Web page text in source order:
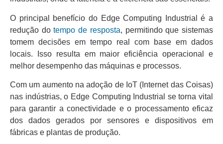
O principal benefício do Edge Computing Industrial é a
redução dotempo de resposta, permitindo que sistemas
tomem decisões em tempo real com base em dados
locais. Isso resulta em maior eficiência operacional e
melhor desempenho das máquinas e processos.
Com um aumento na adoção de IoT (Internet das Coisas)
nas indústrias, o Edge Computing Industrial se torna vital
para garantir a conectividade e o processamento eficaz
dos dados gerados por sensores e dispositivos em
fábricas e plantas de produção.